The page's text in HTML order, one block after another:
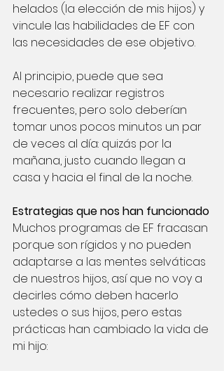
helados (la elección de mis hijos) y
vincule las habilidades de EF con
las necesidades de ese objetivo.
Al principio, puede que sea
necesario realizar registros
frecuentes, pero solo deberían
tomar unos pocos minutos un par
de veces al día: quizás por la
mañana, justo cuando llegan a
casa y hacia el final de la noche.
Estrategias que nos han funcionado
Muchos programas de EF fracasan
porque son rígidos y no pueden
adaptarse a las mentes selváticas
de nuestros hijos, así que no voy a
decirles cómo deben hacerlo
ustedes o sus hijos, pero estas
prácticas han cambiado la vida de
mi hijo: